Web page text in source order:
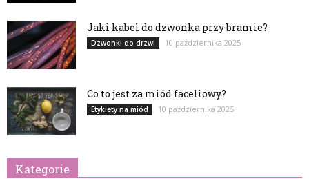
Jaki kabel do dzwonka przy bramie?
Dzwonki do drzwi 10 października 2025
Co to jest za miód faceliowy?
Etykiety na miód 10 października 2025
Kategorie